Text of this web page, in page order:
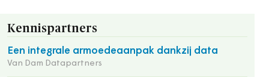
Kennispartners
Een integrale armoedeaanpak dankzij data
Van Dam Datapartners